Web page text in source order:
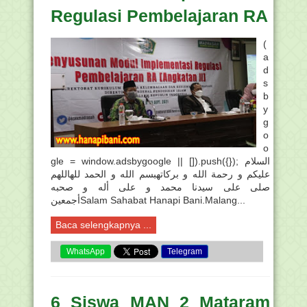
Regulasi Pembelajaran RA
(
a
d
s
b
y
g
o
o
gle = window.adsbygoogle || []).push({}); السلام
عليكم و رحمة الله و بركاتهبسم الله و الحمد للهاللهم
صلى على سيدنا محمد و على أله و صحبه
أجمعينSalam Sahabat Hanapi Bani.Malang...
Baca selengkapnya ...
WhatsApp Telegram
6 Siswa MAN 2 Mataram